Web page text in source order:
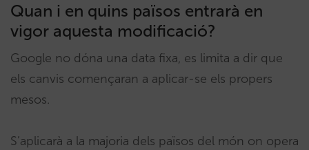
Quan i en quins països entrarà en
vigor aquesta modificació?
Google no dóna una data fixa, es limita a dir que
els canvis començaran a aplicar-se els propers
mesos.
S’aplicarà a la majoria dels països del món on opera